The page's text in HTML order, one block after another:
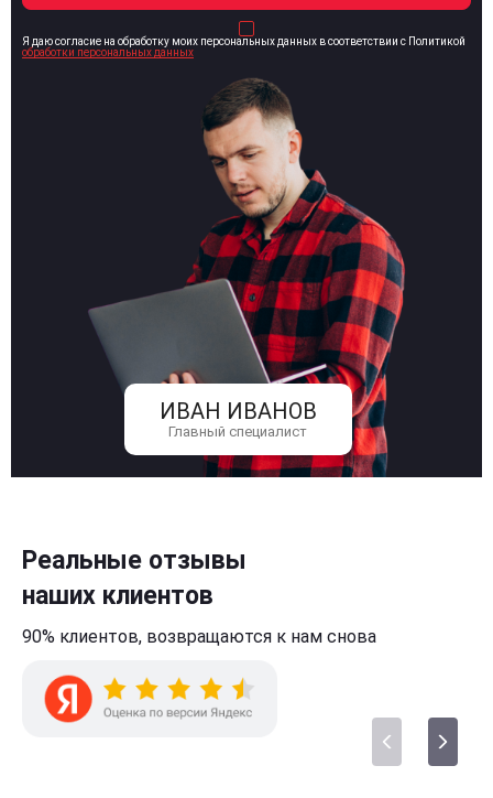
ИВАН ИВАНОВ
Главный специалист
Я даю согласие на обработку моих персональных данных в соответствии с Политикой
обработки персональных данных
Реальные отзывы
наших клиентов
90% клиентов, возвращаются к нам снова